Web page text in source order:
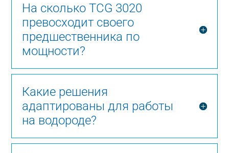
На сколько TCG 3020
превосходит своего
предшественника по
мощности?
Какие решения
адаптированы для работы
на водороде?